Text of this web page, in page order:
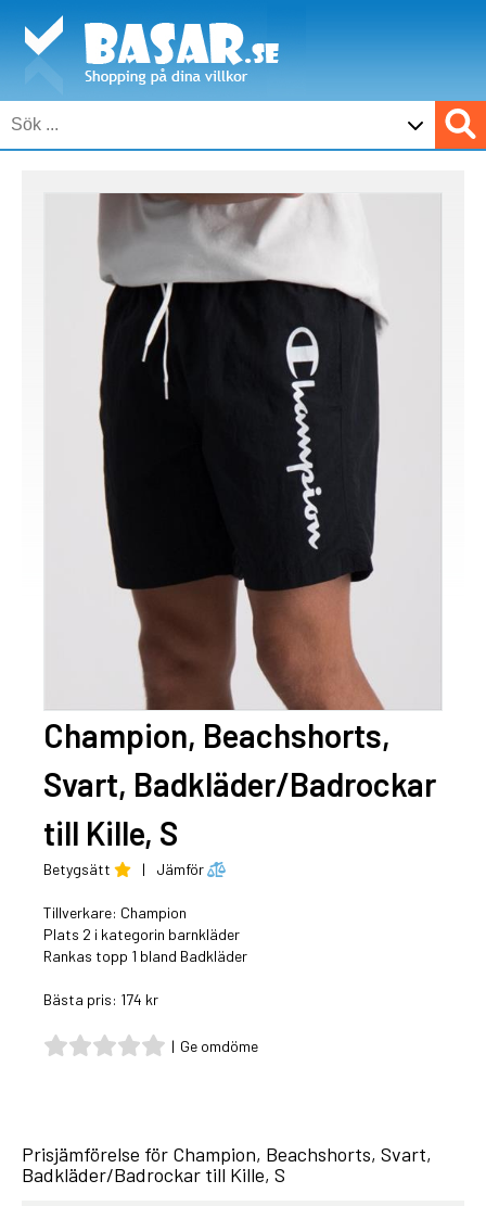
Champion, Beachshorts,
Svart, Badkläder/Badrockar
till Kille, S
Betygsätt | Jämför
Tillverkare: Champion
Plats 2 i kategorin barnkläder
Rankas topp 1 bland Badkläder
Bästa pris: 174 kr
| Ge omdöme
Prisjämförelse för Champion, Beachshorts, Svart,
Badkläder/Badrockar till Kille, S